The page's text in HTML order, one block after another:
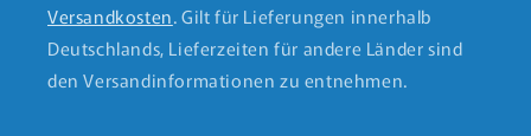
Versandkosten. Gilt für Lieferungen innerhalb
Deutschlands, Lieferzeiten für andere Länder sind
den Versandinformationen zu entnehmen.